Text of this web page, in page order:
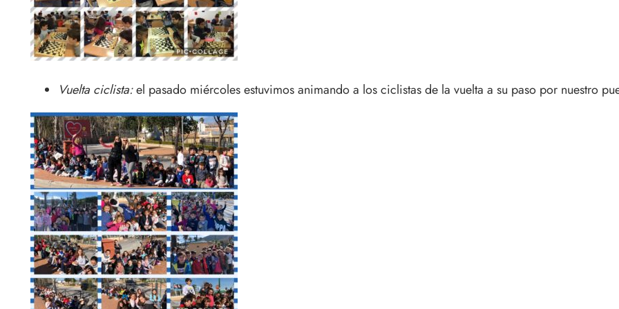
Vuelta ciclista:el pasado miércoles estuvimos animando a los ciclistas de la vuelta a su paso por nuestro